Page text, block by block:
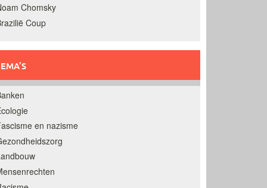
Chomsky
Coup
en nazisme